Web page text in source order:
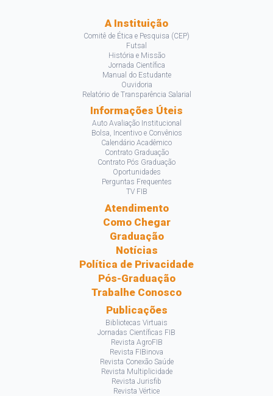
A Instituição
Comitê de Ética e Pesquisa (CEP)
Futsal
História e Missão
Jornada Científica
Manual do Estudante
Ouvidoria
Relatório de Transparência Salarial
Informações Úteis
Auto Avaliação Institucional
Bolsa, Incentivo e Convênios
Calendário Acadêmico
Contrato Graduação
Contrato Pós Graduação
Oportunidades
Perguntas Frequentes
TV FIB
Atendimento
Como Chegar
Graduação
Notícias
Política de Privacidade
Pós-Graduação
Trabalhe Conosco
Publicações
Bibliotecas Virtuais
Jornadas Científicas FIB
Revista AgroFIB
Revista FIBinova
Revista Conexão Saúde
Revista Multiplicidade
Revista Jurisfib
Revista Vértice